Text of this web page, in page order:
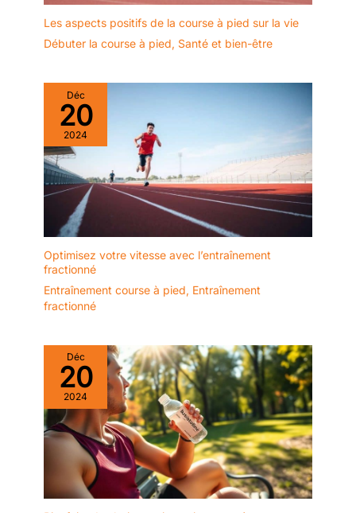
Les aspects positifs de la course à pied sur la vie
Débuter la course à pied, Santé et bien-être
Déc
20
2024
Optimisez votre vitesse avec l’entraînement
fractionné
Entraînement course à pied, Entraînement
fractionné
Déc
20
2024